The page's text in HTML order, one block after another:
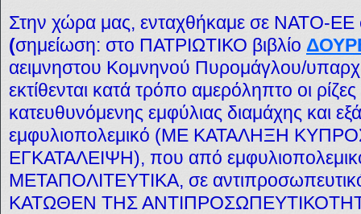
Στην χώρα μας, ενταχθήκαμε σε ΝΑΤΟ-ΕΕ
(σημείωση: στο ΠΑΤΡΙΩΤΙΚΟ βιβλίο
αειμνηστου Κομνηνού Πυρομάγλου/
εκτίθενται κατά τρόπο αμερόληπτο οι
κατευθυνόμενης εμφύλιας διαμάχης και
εμφυλιοπολεμικό (ΜΕ ΚΑΤΑΛΗΞΗ
ΕΓΚΑΤΑΛΕΙΨΗ), που από
ΜΕΤΑΠΟΛΙΤΕΥΤΙΚΑ, σε
ΚΑΤΩΘΕΝ ΤΗΣ